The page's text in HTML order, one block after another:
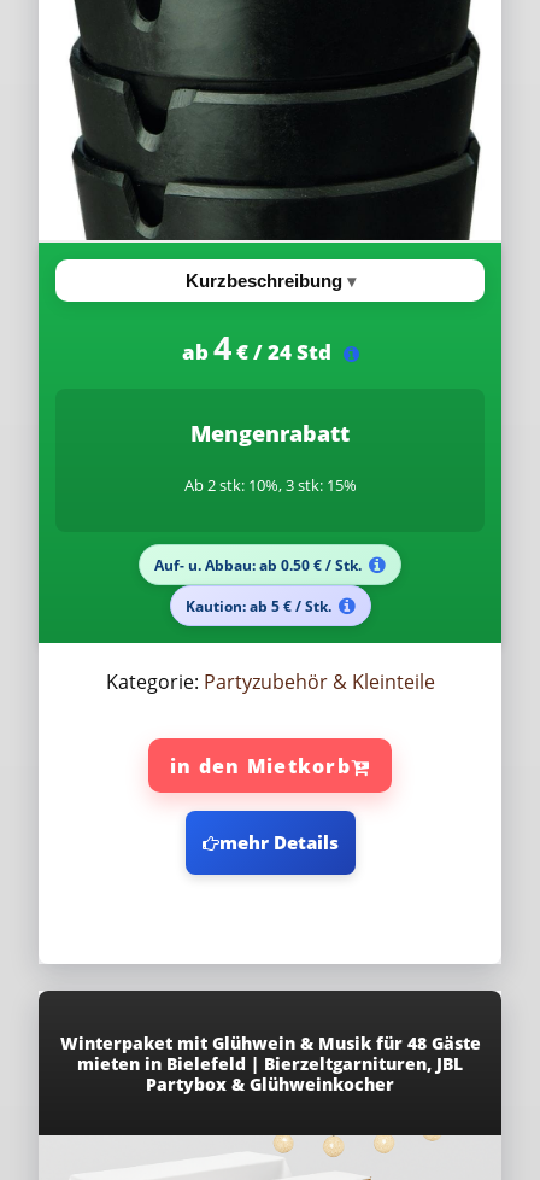
Kurzbeschreibung
ab4€ / 24 Std
Mengenrabatt
Ab 2 stk: 10%, 3 stk: 15%
Auf- u. Abbau: ab 0.50 € / Stk.
Kaution: ab 5 € / Stk.
Kategorie: Partyzubehör & Kleinteile
in den Mietkorb
mehr Details
Winterpaket mit Glühwein & Musik für 48 Gäste
mieten in Bielefeld | Bierzeltgarnituren, JBL
Partybox & Glühweinkocher